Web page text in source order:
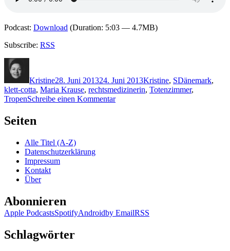
Podcast: Download (Duration: 5:03 — 4.7MB)
Subscribe: RSS
Kristine28. Juni 201324. Juni 2013Kristine, SDänemark,
klett-cotta, Maria Krause, rechtsmedizinerin, Totenzimmer,
TropenSchreibe einen Kommentarzu
Seiten
Alle Titel (A-Z)
Datenschutzerklärung
Impressum
Kontakt
Über
Abonnieren
Apple PodcastsSpotifyAndroidby EmailRSS
Schlagwörter